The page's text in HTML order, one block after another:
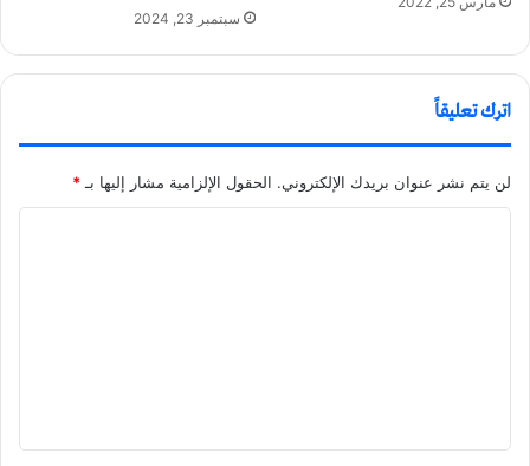
سبتمبر 23, 2024
اترك تعليقاً
لن يتم نشر عنوان بريدك الإلكتروني. الحقول الإلزامية مشار إليها بـ *